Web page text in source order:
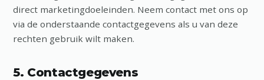
direct marketingdoeleinden. Neem contact met ons op
via de onderstaande contactgegevens als u van deze
rechten gebruik wilt maken.
5. Contactgegevens